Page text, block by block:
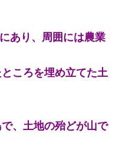
あり、周囲には農業
ころを埋め立てた土
、土地の殆どが山で